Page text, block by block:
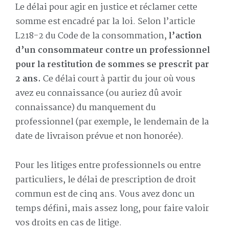
Le délai pour agir en justice et réclamer cette
somme est encadré par la loi. Selon l’article
L218-2 du Code de la consommation,l’action
d’un consommateur contre un professionnel
pour la restitution de sommes se prescrit par
2 ans. Ce délai court à partir du jour où vous
avez eu connaissance (ou auriez dû avoir
connaissance) du manquement du
professionnel (par exemple, le lendemain de la
date de livraison prévue et non honorée).
Pour les litiges entre professionnels ou entre
particuliers, le délai de prescription de droit
commun est de cinq ans. Vous avez donc un
temps défini, mais assez long, pour faire valoir
vos droits en cas de litige.